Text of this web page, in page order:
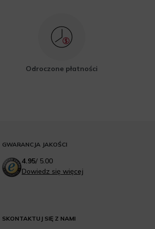
Odroczone płatności
SKONTAKTUJ SIĘ Z NAMI
GWARANCJA JAKOŚCI
4.95/5.00
Dowiedz się więcej